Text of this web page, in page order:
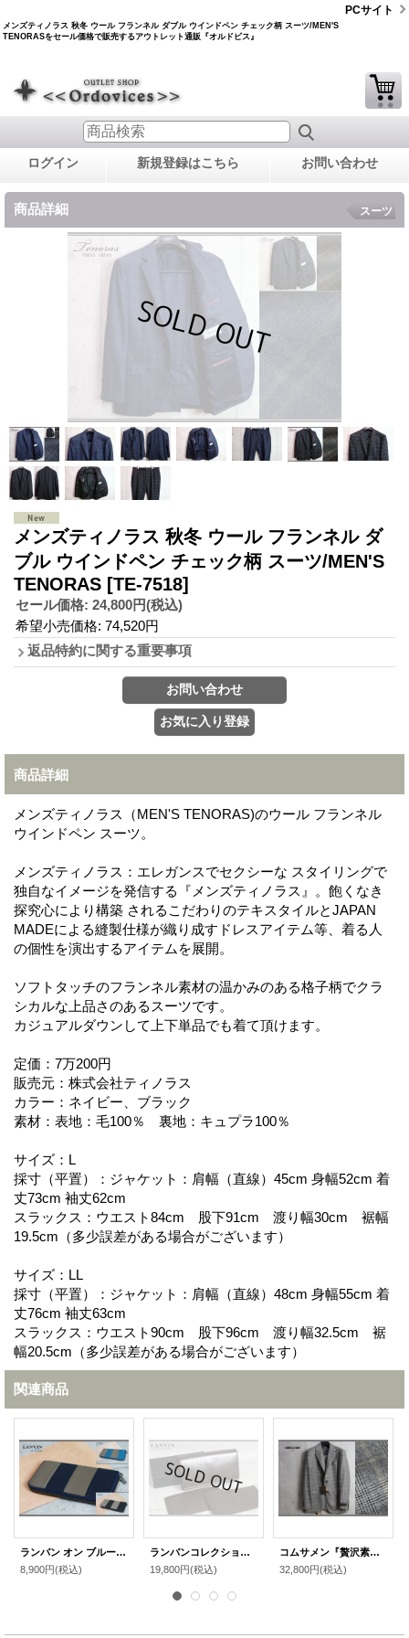
メンズティノラス 秋冬 ウール フランネル ダブル ウインドペン チェック柄 スーツ/MEN'S
TENORASをセール価格で販売するアウトレット通販『オルドビス』
PCサイト
ログイン 新規登録はこちら お問い合わせ
商品詳細 スーツ
メンズティノラス 秋冬 ウール フランネル ダ
ブル ウインドペン チェック柄 スーツ/MEN'S
TENORAS [TE-7518]
セール価格: 24,800円(税込)
希望小売価格: 74,520円
返品特約に関する重要事項
商品詳細
メンズティノラス（MEN'S TENORAS)のウール フランネル
ウインドペン スーツ。
メンズティノラス：エレガンスでセクシーな スタイリングで
独自なイメージを発信する『メンズティノラス』。飽くなき
探究心により構築 されるこだわりのテキスタイルとJAPAN
MADEによる縫製仕様が織り成すドレスアイテム等、着る人
の個性を演出するアイテムを展開。
ソフトタッチのフランネル素材の温かみのある格子柄でクラ
シカルな上品さのあるスーツです。
カジュアルダウンして上下単品でも着て頂けます。
定価：7万200円
販売元：株式会社ティノラス
カラー：ネイビー、ブラック
素材：表地：毛100％ 裏地：キュプラ100％
サイズ：L
採寸（平置）：ジャケット：肩幅（直線）45cm 身幅52cm 着
丈73cm 袖丈62cm
スラックス：ウエスト84cm 股下91cm 渡り幅30cm 裾幅
19.5cm（多少誤差がある場合がございます）
サイズ：LL
採寸（平置）：ジャケット：肩幅（直線）48cm 身幅55cm 着
丈76cm 袖丈63cm
スラックス：ウエスト90cm 股下96cm 渡り幅32.5cm 裾
幅20.5cm（多少誤差がある場合がございます）
関連商品
ランバン オン ブルー革ケース付き本革ボーダー長財布/LANVIN en Bleu
8,900円(税込)
ランバンコレクション多収納レザー長財布/LANVIN COLLECTION
19,800円(税込)
コムサメン『贅沢素材』カシミヤ混ウール ツイード チェルッティ生地フィボナッチ チェック New Classic スーツ/COMME CA MEN
32,800円(税込)